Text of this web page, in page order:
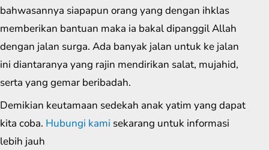
bahwasannya siapapun orang yang dengan ihklas
memberikan bantuan maka ia bakal dipanggil Allah
dengan jalan surga. Ada banyak jalan untuk ke jalan
ini diantaranya yang rajin mendirikan salat, mujahid,
serta yang gemar beribadah.
Demikian keutamaan sedekah anak yatim yang dapat
kita coba. Hubungi kami sekarang untuk informasi
lebih jauh